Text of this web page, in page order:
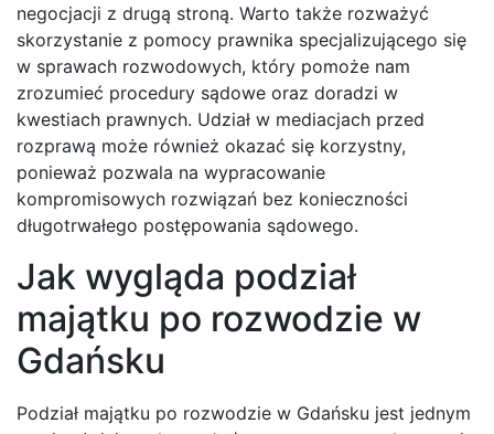
negocjacji z drugą stroną. Warto także rozważyć
skorzystanie z pomocy prawnika specjalizującego się
w sprawach rozwodowych, który pomoże nam
zrozumieć procedury sądowe oraz doradzi w
kwestiach prawnych. Udział w mediacjach przed
rozprawą może również okazać się korzystny,
ponieważ pozwala na wypracowanie
kompromisowych rozwiązań bez konieczności
długotrwałego postępowania sądowego.
Jak wygląda podział
majątku po rozwodzie w
Gdańsku
Podział majątku po rozwodzie w Gdańsku jest jednym